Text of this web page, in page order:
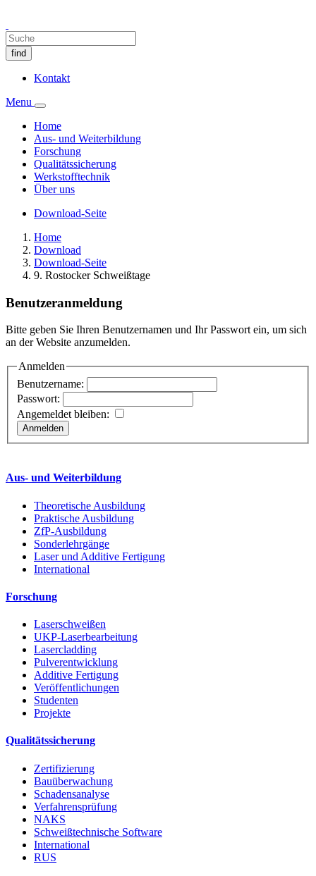
find
Kontakt
Menu
Home
Aus- und Weiterbildung
Forschung
Qualitätssicherung
Werkstofftechnik
Über uns
Download-Seite
Home
Download
Download-Seite
9. Rostocker Schweißtage
Benutzeranmeldung
Bitte geben Sie Ihren Benutzernamen und Ihr Passwort ein, um sich
an der Website anzumelden.
Anmelden
Benutzername:
Passwort:
Angemeldet bleiben:
Aus- und Weiterbildung
Theoretische Ausbildung
Praktische Ausbildung
ZfP-Ausbildung
Sonderlehrgänge
Laser und Additive Fertigung
International
Forschung
Laserschweißen
UKP-Laserbearbeitung
Lasercladding
Pulverentwicklung
Additive Fertigung
Veröffentlichungen
Studenten
Projekte
Qualitätssicherung
Zertifizierung
Bauüberwachung
Schadensanalyse
Verfahrensprüfung
NAKS
Schweißtechnische Software
International
RUS